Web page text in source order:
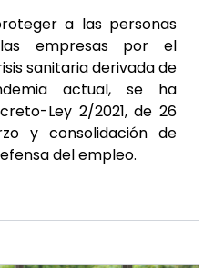
a las personas
empresas por el
sanitaria derivada de
actual, se ha
Ley 2/2021, de 26
y consolidación de
del empleo.